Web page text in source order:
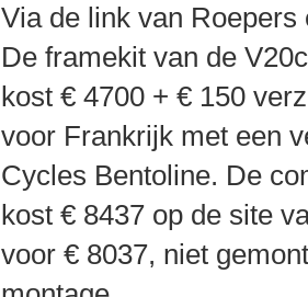
Via de link van
De framekit van de
kost € 4700 + € 150
voor Frankrijk met een
Cycles Bentoline. De
kost € 8437 op de site
voor € 8037, niet